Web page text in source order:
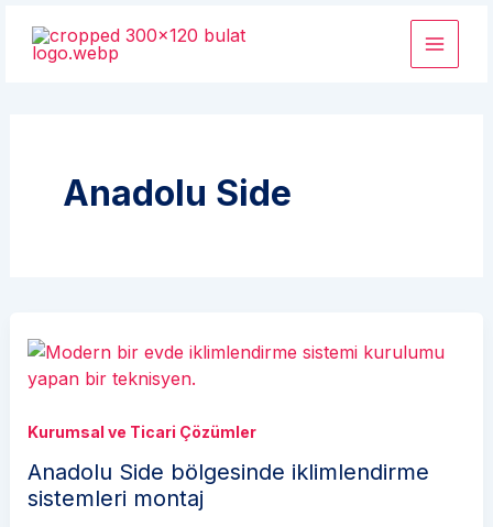
Anadolu Side
Kurumsal ve Ticari Çözümler
Anadolu Side bölgesinde iklimlendirme
sistemleri montaj